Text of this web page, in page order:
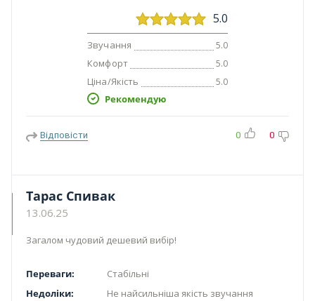
5.0
Звучання 5.0
Комфорт 5.0
Ціна/Якість 5.0
Рекомендую
Відповісти 0 0
Тарас Спивак
13.06.25
Загалом чудовий дешевий вибір!
Переваги:
Стабільні
Недоліки:
Не найсильніша якість звучання